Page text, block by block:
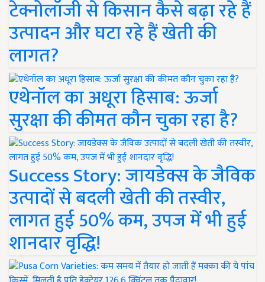
टेक्नोलॉजी से किसान कैसे बढ़ा रहे हैं
उत्पादन और घटा रहे हैं खेती की
लागत?
एथेनॉल का अधूरा हिसाब: ऊर्जा
सुरक्षा की कीमत कौन चुका रहा है?
Success Story: जायडेक्स के जैविक
उत्पादों से बदली खेती की तस्वीर,
लागत हुई 50% कम, उपज में भी हुई
शानदार वृद्धि!